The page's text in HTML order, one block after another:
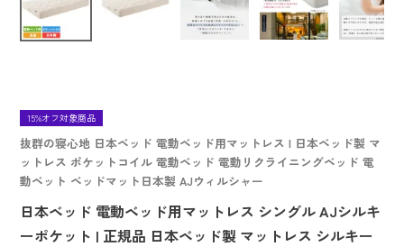
15%オフ対象商品
抜群の寝心地 日本ベッド 電動ベッド用マットレス | 日本ベッド製 マ
ットレス ポケットコイル 電動ベッド 電動リクライニングベッド 電
動ベット ベッドマット日本製 AJウィルシャー
日本ベッド 電動ベッド用マットレス シングル AJシルキ
ーポケット | 正規品 日本ベッド製 マットレス シルキー